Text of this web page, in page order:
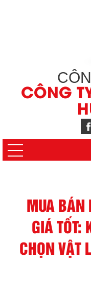
CÔNG
MUA BÁN
GIÁ TỐT:
CHỌN VẬT